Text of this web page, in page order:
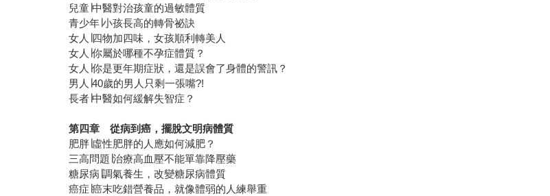
兒童∣中醫對治孩童的過敏體質
青少年∣小孩長高的轉骨祕訣
女人∣四物加四味，女孩順利轉美人
女人∣你屬於哪種不孕症體質？
女人∣你是更年期症狀，還是誤會了身體的警訊？
男人∣40歲的男人只剩一張嘴?!
長者∣中醫如何緩解失智症？
第四章 從病到癌，擺脫文明病體質
肥胖∣虛性肥胖的人應如何減肥？
三高問題∣治療高血壓不能單靠降壓藥
糖尿病∣調氣養生，改變糖尿病體質
癌症∣癌末吃錯營養品，就像體弱的人練舉重